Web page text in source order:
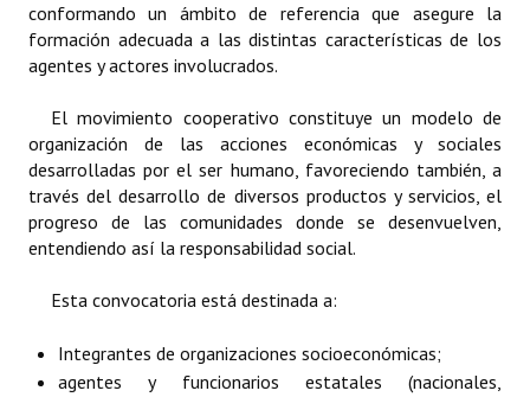
Antiguos Pobladores
Noticias Destacadas
Registros y Distinciones
Datos Históricos
Premio al Mérito - Registro
Periodistas Decanos - Registro
conformando un ámbito de referencia que asegure la
formación adecuada a las distintas características de los
agentes y actores involucrados.
El movimiento cooperativo constituye un modelo de
organización de las acciones económicas y sociales
desarrolladas por el ser humano, favoreciendo también, a
través del desarrollo de diversos productos y servicios, el
progreso de las comunidades donde se desenvuelven,
entendiendo así la responsabilidad social.
Esta convocatoria está destinada a:
Integrantes de organizaciones socioeconómicas;
agentes y funcionarios estatales (nacionales,